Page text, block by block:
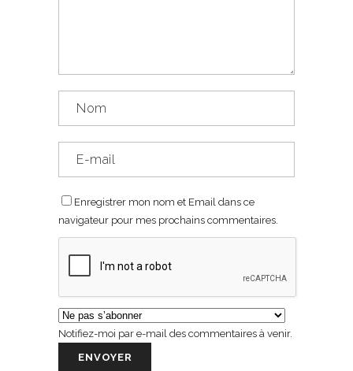
Enregistrer mon nom et Email dans ce
navigateur pour mes prochains commentaires.
Notifiez-moi par e-mail des commentaires à venir.